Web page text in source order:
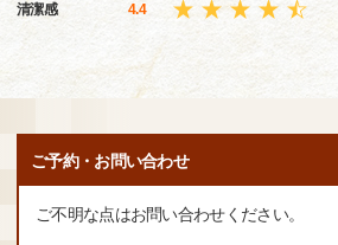
清潔感 4.4
ご予約・お問い合わせ
ご不明な点はお問い合わせください。